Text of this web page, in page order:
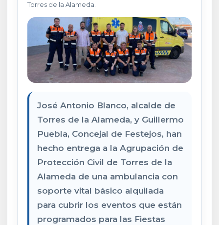
Torres de la Alameda.
José Antonio Blanco, alcalde de
Torres de la Alameda, y Guillermo
Puebla, Concejal de Festejos, han
hecho entrega a la Agrupación de
Protección Civil de Torres de la
Alameda de una ambulancia con
soporte vital básico alquilada
para cubrir los eventos que están
programados para las Fiestas